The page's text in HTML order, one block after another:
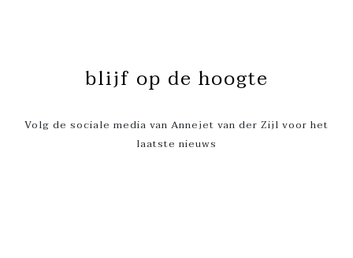
blijf op de hoogte
Volg de sociale media van Annejet van der Zijl voor het
laatste nieuws